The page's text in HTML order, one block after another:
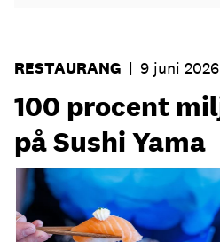
RESTAURANG | 9 juni 2026
100 procent
på Sushi Yama